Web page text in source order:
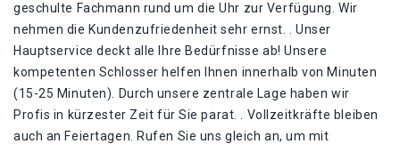
geschulte Fachmann rund um die Uhr zur Verfügung. Wir
nehmen die Kundenzufriedenheit sehr ernst. . Unser
Hauptservice deckt alle Ihre Bedürfnisse ab! Unsere
kompetenten Schlosser helfen Ihnen innerhalb von Minuten
(15-25 Minuten). Durch unsere zentrale Lage haben wir
Profis in kürzester Zeit für Sie parat. . Vollzeitkräfte bleiben
auch an Feiertagen. Rufen Sie uns gleich an, um mit